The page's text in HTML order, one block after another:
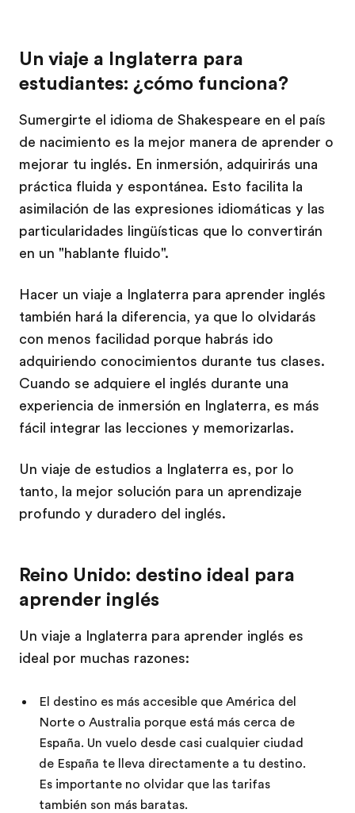
Un viaje a Inglaterra para
estudiantes: ¿cómo funciona?
Sumergirte el idioma de Shakespeare en el país
de nacimiento es la mejor manera de aprender o
mejorar tu inglés. En inmersión, adquirirás una
práctica fluida y espontánea. Esto facilita la
asimilación de las expresiones idiomáticas y las
particularidades lingüísticas que lo convertirán
en un "hablante fluido".
Hacer un viaje a Inglaterra para aprender inglés
también hará la diferencia, ya que lo olvidarás
con menos facilidad porque habrás ido
adquiriendo conocimientos durante tus clases.
Cuando se adquiere el inglés durante una
experiencia de inmersión en Inglaterra, es más
fácil integrar las lecciones y memorizarlas.
Un viaje de estudios a Inglaterra es, por lo
tanto, la mejor solución para un aprendizaje
profundo y duradero del inglés.
Reino Unido: destino ideal para
aprender inglés
Un viaje a Inglaterra para aprender inglés es
ideal por muchas razones:
El destino es más accesible que América del
Norte o Australia porque está más cerca de
España. Un vuelo desde casi cualquier ciudad
de España te lleva directamente a tu destino.
Es importante no olvidar que las tarifas
también son más baratas.